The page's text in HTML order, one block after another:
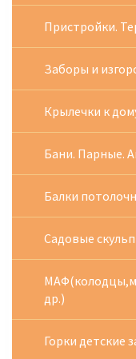
Пристройки.
Заборы и
Крылечки к
Бани. Парные.
Балки
Садовые
др.)
Горки детские